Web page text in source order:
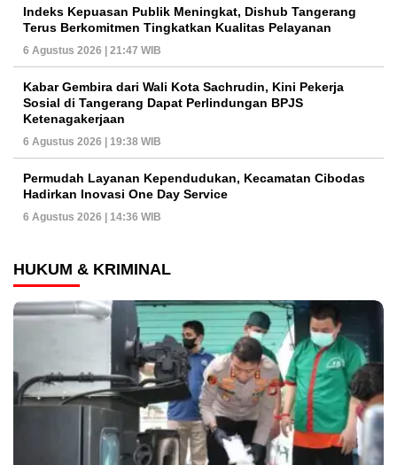
Indeks Kepuasan Publik Meningkat, Dishub Tangerang
Terus Berkomitmen Tingkatkan Kualitas Pelayanan
6 Agustus 2026 | 21:47 WIB
Kabar Gembira dari Wali Kota Sachrudin, Kini Pekerja
Sosial di Tangerang Dapat Perlindungan BPJS
Ketenagakerjaan
6 Agustus 2026 | 19:38 WIB
Permudah Layanan Kependudukan, Kecamatan Cibodas
Hadirkan Inovasi One Day Service
6 Agustus 2026 | 14:36 WIB
HUKUM & KRIMINAL